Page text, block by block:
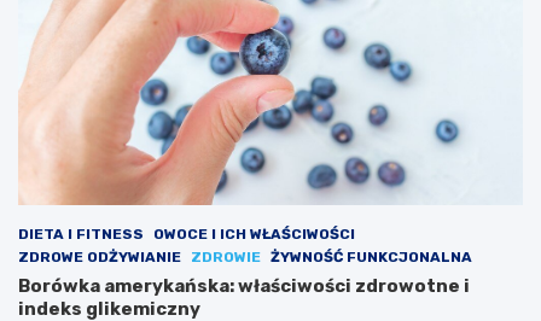
DIETA I FITNESS
OWOCE I ICH WŁAŚCIWOŚCI
ZDROWE ODŻYWIANIE
ZDROWIE ŻYWNOŚĆ FUNKCJONALNA
Borówka amerykańska: właściwości zdrowotne i
indeks glikemiczny